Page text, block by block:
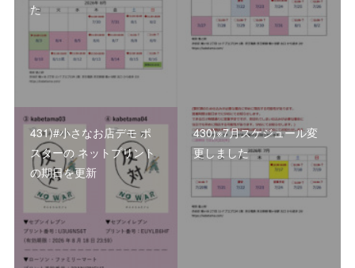
た
431)#小さなお店デモ ポ
スターの ネットプリント
の期日を更新
430)※7月スケジュール変
更しました